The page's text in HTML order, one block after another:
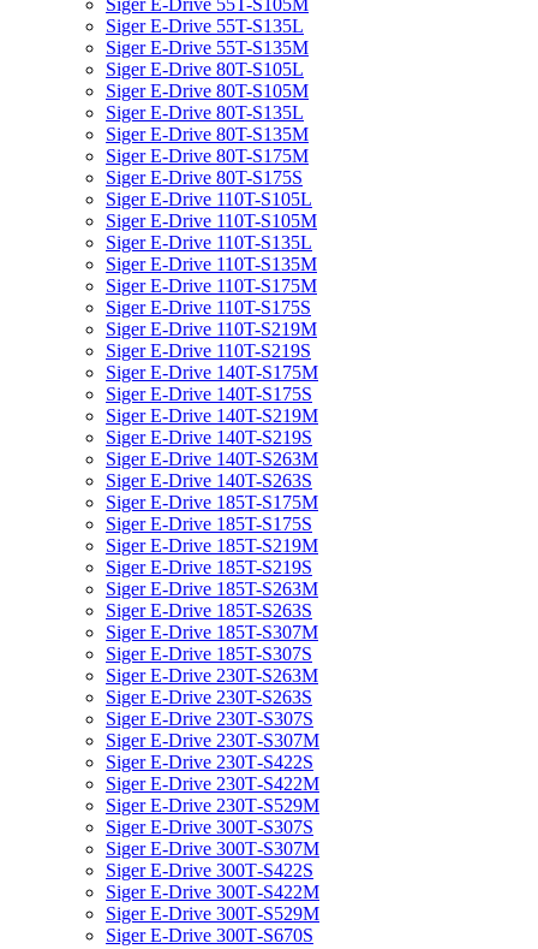
Siger E-Drive 55T-S105M
Siger E-Drive 55T-S135L
Siger E-Drive 55T-S135M
Siger E-Drive 80T-S105L
Siger E-Drive 80T-S105M
Siger E-Drive 80T-S135L
Siger E-Drive 80T-S135M
Siger E-Drive 80T-S175M
Siger E-Drive 80T-S175S
Siger E-Drive 110T-S105L
Siger E-Drive 110T-S105M
Siger E-Drive 110T-S135L
Siger E-Drive 110T-S135M
Siger E-Drive 110T-S175M
Siger E-Drive 110T-S175S
Siger E-Drive 110T-S219M
Siger E-Drive 110T-S219S
Siger E-Drive 140T-S175M
Siger E-Drive 140T-S175S
Siger E-Drive 140T-S219M
Siger E-Drive 140T-S219S
Siger E-Drive 140T-S263M
Siger E-Drive 140T-S263S
Siger E-Drive 185T-S175M
Siger E-Drive 185T-S175S
Siger E-Drive 185T-S219M
Siger E-Drive 185T-S219S
Siger E-Drive 185T-S263M
Siger E-Drive 185T-S263S
Siger E-Drive 185T-S307M
Siger E-Drive 185T-S307S
Siger E-Drive 230T-S263M
Siger E-Drive 230T-S263S
Siger E-Drive 230Т-S307S
Siger E-Drive 230Т-S307М
Siger E-Drive 230Т-S422S
Siger E-Drive 230Т-S422М
Siger E-Drive 230Т-S529М
Siger E-Drive 300Т-S307S
Siger E-Drive 300Т-S307М
Siger E-Drive 300Т-S422S
Siger E-Drive 300Т-S422М
Siger E-Drive 300Т-S529М
Siger E-Drive 300Т-S670S